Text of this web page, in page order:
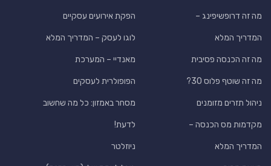
מה זה דרופשיפינג –
המדריך המלא
מה זה הכנסה פסיבית
מה זה שוטף פלוס 30?
ניהול תזרים מזומנים
מקדמות מס הכנסה –
המדריך המלא
הפקת אירועים עסקיים
לוגו לעסק – המדריך המלא
מאנדיי – המערכת
הפופולרית לעסקים
מסחר באמזון: כל מה שחשוב
לדעת!
ניוזלטר